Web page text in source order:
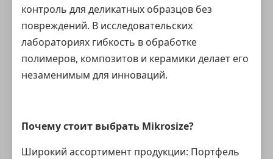
контроль для деликатных образцов без
повреждений. В исследовательских
лабораториях гибкость в обработке
полимеров, композитов и керамики делает его
незаменимым для инноваций.
Почему стоит выбрать Mikrosize?
Широкий ассортимент продукции: Портфель